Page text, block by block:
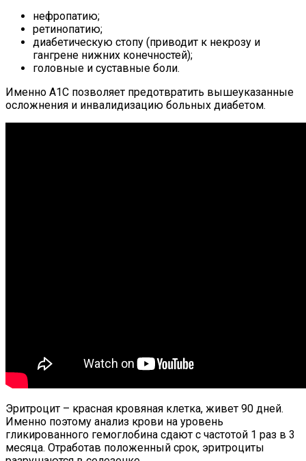
нефропатию;
ретинопатию;
диабетическую стопу (приводит к некрозу и
гангрене нижних конечностей);
головные и суставные боли.
Именно А1С позволяет предотвратить вышеуказанные
осложнения и инвалидизацию больных диабетом.
Эритроцит – красная кровяная клетка, живет 90 дней.
Именно поэтому анализ крови на уровень
гликированного гемоглобина сдают с частотой 1 раз в 3
месяца. Отработав положенный срок, эритроциты